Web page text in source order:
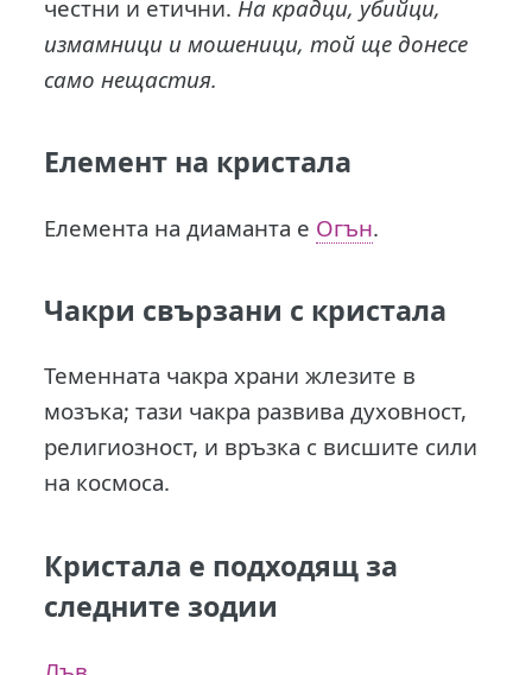
честни и етични. На крадци, убийци,
измамници и мошеници, той ще донесе
само нещастия.
Елемент на кристала
Елемента на диаманта е Огън.
Чакри свързани с кристала
Теменната чакра храни жлезите в
мозъка; тази чакра развива духовност,
религиозност, и връзка с висшите сили
на космоса.
Кристала е подходящ за
следните зодии